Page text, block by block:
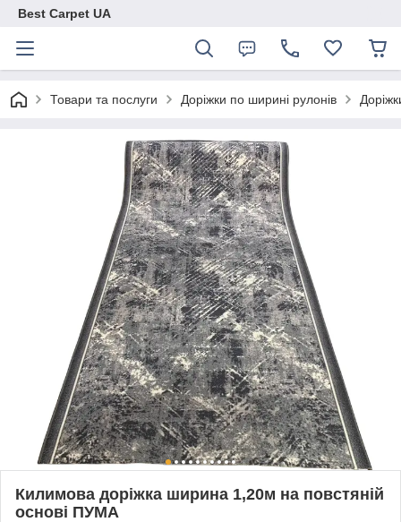
Best Carpet UA
Товари та послуги Доріжки по ширині рулонів
Килимова доріжка ширина 1,20м на повстяній
основі ПУМА